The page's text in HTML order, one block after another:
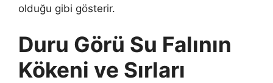
olduğu gibi gösterir.
Duru Görü Su Falının
Kökeni ve Sırları